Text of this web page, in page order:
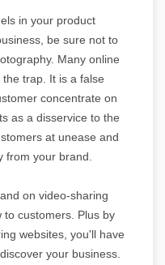
in your product
be sure not to
Many online
trap. It is a false
concentrate on
as a disservice to the
at unease and
from your brand.
on video-sharing
to customers. Plus by
websites, you'll have
your business.